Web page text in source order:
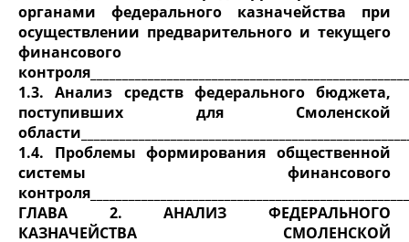
органами федерального казначейства при
осуществлении предварительного и текущего
финансового
1.3. Анализ средств федерального бюджета,
поступивших для Смоленской
1.4. Проблемы формирования общественной
системы финансового
ГЛАВА 2. АНАЛИЗ ФЕДЕРАЛЬНОГО
КАЗНАЧЕЙСТВА СМОЛЕНСКОЙ